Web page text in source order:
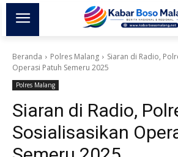
Beranda Polres Malang
Siaran di Radio,
Operasi Patuh Semeru 2025
Polres Malang
Siaran di Radio,
Sosialisasikan